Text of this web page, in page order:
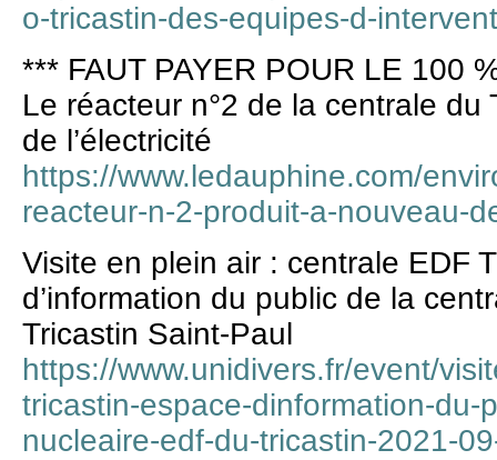
o-tricastin-des-equipes-d-
*** FAUT PAYER POUR LE 100
Le réacteur n°2 de la centrale
de l’électricité
https://www.ledauphine.com/
reacteur-n-2-produit-a-nouveau-
Visite en plein air : centrale EDF
d’information du public de la
Tricastin Saint-Paul
https://www.unidivers.fr/event/
tricastin-espace-dinformation-du-
nucleaire-edf-du-tricastin-2021-